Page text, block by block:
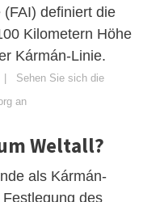
definiert die
Kilometern Höhe
Kármán-Linie.
Sehen Sie sich die
an
Weltall?
als Kármán-
des